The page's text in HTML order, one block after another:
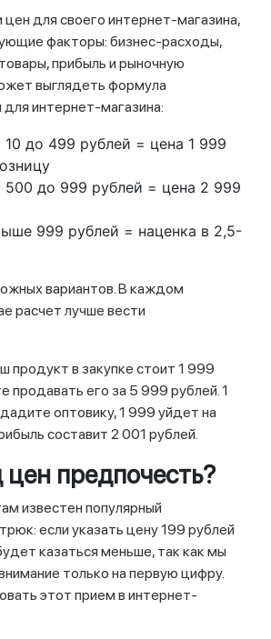
цен для своего интернет-магазина,
факторы: бизнес-расходы,
прибыль и рыночную
выглядеть формула
интернет-магазина:
10 до 499 рублей = цена 1 999
500 до 999 рублей = цена 2 999
999 рублей = наценка в 2,5-
вариантов. В каждом
расчет лучше вести
продукт в закупке стоит 1 999
продавать его за 5 999 рублей. 1
оптовику, 1 999 уйдет на
составит 2 001 рублей.
предпочесть?
известен популярный
если указать цену 199 рублей
казаться меньше, так как мы
только на первую цифру.
этот прием в интернет-